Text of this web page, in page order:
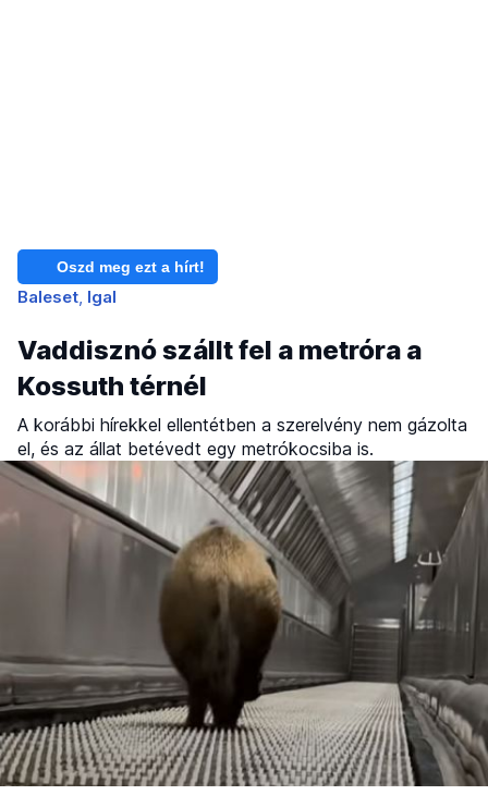
Oszd meg ezt a hírt!
Baleset Igal
Vaddisznó szállt fel a metróra a
Kossuth térnél
A korábbi hírekkel ellentétben a szerelvény nem gázolta
el, és az állat betévedt egy metrókocsiba is.